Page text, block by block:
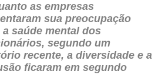
as empresas
sua preocupação
a saúde mental dos
segundo um
recente, a diversidade e a
ficaram em segundo